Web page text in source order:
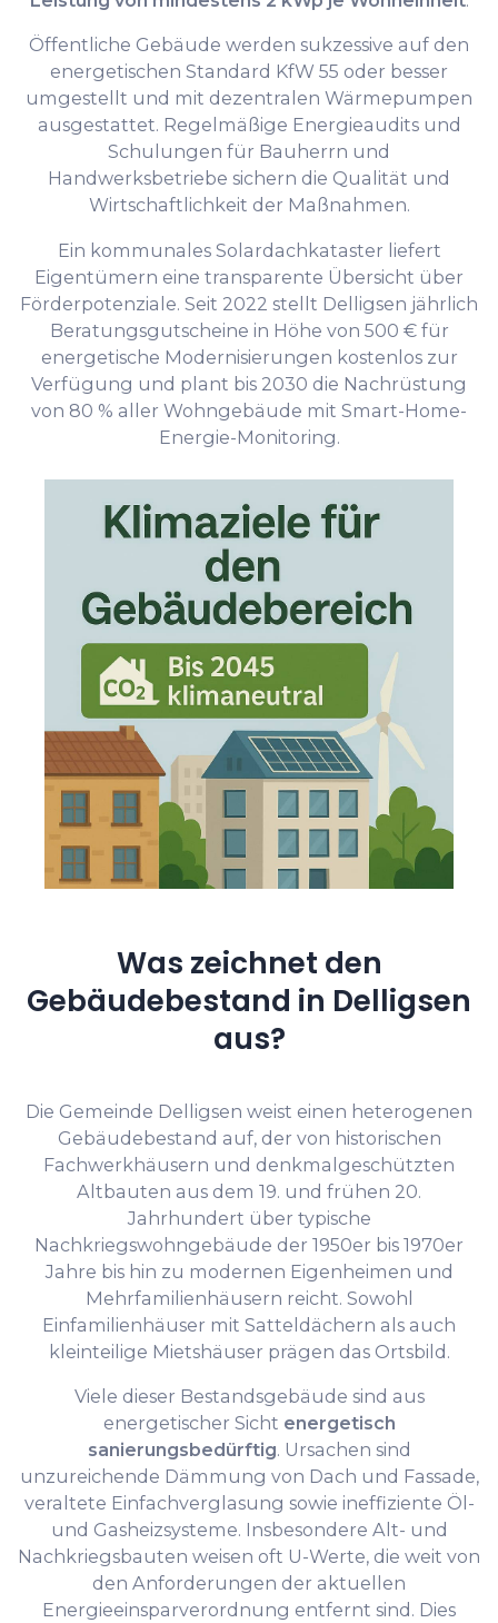
Öffentliche Gebäude werden sukzessive auf den
energetischen Standard KfW 55 oder besser
umgestellt und mit dezentralen Wärmepumpen
ausgestattet. Regelmäßige Energieaudits und
Schulungen für Bauherrn und
Handwerksbetriebe sichern die Qualität und
Wirtschaftlichkeit der Maßnahmen.
Ein kommunales Solardachkataster liefert
Eigentümern eine transparente Übersicht über
Förderpotenziale. Seit 2022 stellt Delligsen jährlich
Beratungsgutscheine in Höhe von 500 € für
energetische Modernisierungen kostenlos zur
Verfügung und plant bis 2030 die Nachrüstung
von 80 % aller Wohngebäude mit Smart-Home-
Energie-Monitoring.
Was zeichnet den
Gebäudebestand in Delligsen
aus?
Die Gemeinde Delligsen weist einen heterogenen
Gebäudebestand auf, der von historischen
Fachwerkhäusern und denkmalgeschützten
Altbauten aus dem 19. und frühen 20.
Jahrhundert über typische
Nachkriegswohngebäude der 1950er bis 1970er
Jahre bis hin zu modernen Eigenheimen und
Mehrfamilienhäusern reicht. Sowohl
Einfamilienhäuser mit Satteldächern als auch
kleinteilige Mietshäuser prägen das Ortsbild.
Viele dieser Bestandsgebäude sind aus
energetischer Sicht energetisch
sanierungsbedürftig. Ursachen sind
unzureichende Dämmung von Dach und Fassade,
veraltete Einfachverglasung sowie ineffiziente Öl-
und Gasheizsysteme. Insbesondere Alt- und
Nachkriegsbauten weisen oft U-Werte, die weit von
den Anforderungen der aktuellen
Energieeinsparverordnung entfernt sind. Dies